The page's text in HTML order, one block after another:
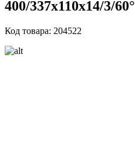
400/337х110х14/3/60°
Код товара: 204522